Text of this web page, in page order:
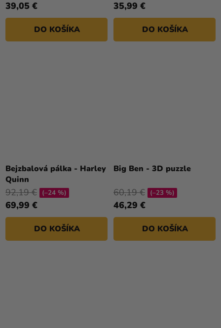
39,05 €
DO KOŠÍKA
35,99 €
DO KOŠÍKA
Bejzbalová pálka - Harley
Quinn
69,99 €
92,19 € (–24 %)
DO KOŠÍKA
Big Ben - 3D puzzle
46,29 €
60,19 € (–23 %)
DO KOŠÍKA